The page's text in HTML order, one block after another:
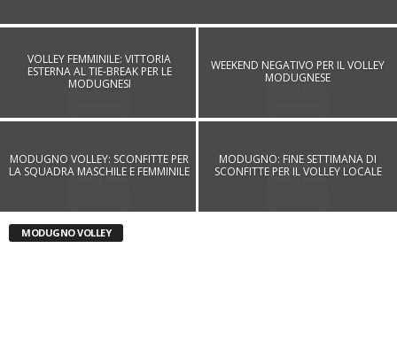
VOLLEY FEMMINILE: VITTORIA
ESTERNA AL TIE-BREAK PER LE
MODUGNESI
WEEKEND NEGATIVO PER IL VOLLEY
MODUGNESE
MODUGNO VOLLEY: SCONFITTE PER
LA SQUADRA MASCHILE E FEMMINILE
MODUGNO: FINE SETTIMANA DI
SCONFITTE PER IL VOLLEY LOCALE
MODUGNO VOLLEY